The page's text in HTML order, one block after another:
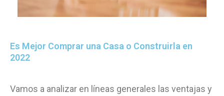
Es Mejor Comprar una Casa o Construirla en
2022
Vamos a analizar en líneas generales las ventajas y